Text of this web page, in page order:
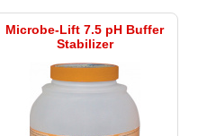
Microbe-Lift 7.5 pH Buffer
Stabilizer